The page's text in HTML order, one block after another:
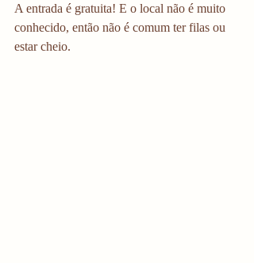
A entrada é gratuita! E o local não é muito
conhecido, então não é comum ter filas ou
estar cheio.